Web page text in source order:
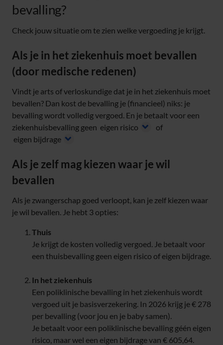
bevalling?
Check jouw situatie om te zien welke vergoeding je krijgt.
Als je in het ziekenhuis moet bevallen
(door medische redenen)
Vindt je arts of verloskundige dat je in het ziekenhuis moet
bevallen? Dan kost de bevalling je (financieel) niks: je
bevalling wordt volledig vergoed. En je betaalt voor een
ziekenhuisbevalling geen eigen risico
of
eigen bijdrage
Als je zelf mag kiezen waar je wil
bevallen
Als je zwangerschap goed verloopt, kan je zelf kiezen waar
je wil bevallen. Je hebt 3 opties:
Thuis
Je krijgt de kosten volledig vergoed. Je betaalt voor
een thuisbevalling geen eigen risico of eigen bijdrage.
In het ziekenhuis
Een poliklinische bevalling in het ziekenhuis wordt
vergoed uit je basisverzekering. In 2026 krijg je € 278
per bevalling (voor jou en je baby samen).
Je betaalt voor een poliklinische bevalling géén eigen
risico, maar wel een eigen bijdrage van € 605,64.